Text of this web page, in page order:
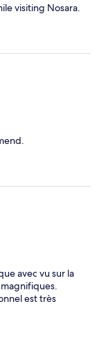
visiting Nosara.
avec vu sur la
est très